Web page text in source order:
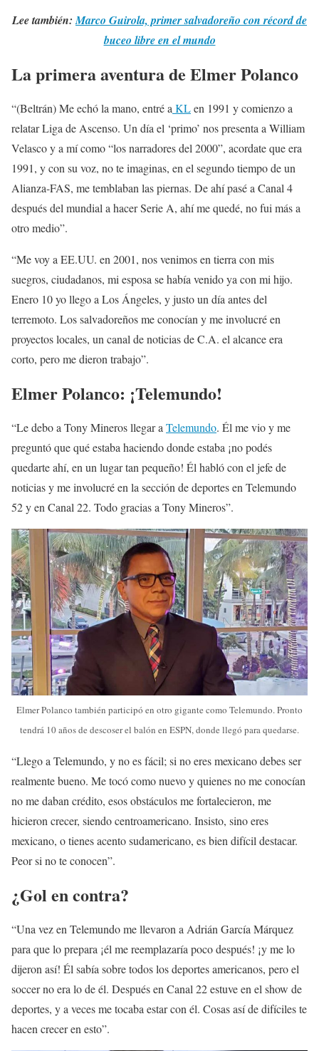
Lee también:Marco Guirola, primer salvadoreño con récord de
buceo libre en el mundo
La primera aventura de Elmer Polanco
“(Beltrán) Me echó la mano, entré a KLen 1991 y comienzo a
relatar Liga de Ascenso. Un día el ‘primo’ nos presenta a William
Velasco y a mí como “los narradores del 2000”, acordate que era
1991, y con su voz, no te imaginas, en el segundo tiempo de un
Alianza-FAS, me temblaban las piernas. De ahí pasé a Canal 4
después del mundial a hacer Serie A, ahí me quedé, no fui más a
otro medio”.
“Me voy a EE.UU. en 2001, nos venimos en tierra con mis
suegros, ciudadanos, mi esposa se había venido ya con mi hijo.
Enero 10 yo llego a Los Ángeles, y justo un día antes del
terremoto. Los salvadoreños me conocían y me involucré en
proyectos locales, un canal de noticias de C.A. el alcance era
corto, pero me dieron trabajo”.
Elmer Polanco: ¡Telemundo!
“Le debo a Tony Mineros llegar a Telemundo. Él me vio y me
preguntó que qué estaba haciendo donde estaba ¡no podés
quedarte ahí, en un lugar tan pequeño! Él habló con el jefe de
noticias y me involucré en la sección de deportes en Telemundo
52 y en Canal 22. Todo gracias a Tony Mineros”.
Elmer Polanco también participó en otro gigante como Telemundo. Pronto
tendrá 10 años de descoser el balón en ESPN, donde llegó para quedarse.
“Llego a Telemundo, y no es fácil; si no eres mexicano debes ser
realmente bueno. Me tocó como nuevo y quienes no me conocían
no me daban crédito, esos obstáculos me fortalecieron, me
hicieron crecer, siendo centroamericano. Insisto, sino eres
mexicano, o tienes acento sudamericano, es bien difícil destacar.
Peor si no te conocen”.
¿Gol en contra?
“Una vez en Telemundo me llevaron a Adrián García Márquez
para que lo prepara ¡él me reemplazaría poco después! ¡y me lo
dijeron así! Él sabía sobre todos los deportes americanos, pero el
soccer no era lo de él. Después en Canal 22 estuve en el show de
deportes, y a veces me tocaba estar con él. Cosas así de difíciles te
hacen crecer en esto”.